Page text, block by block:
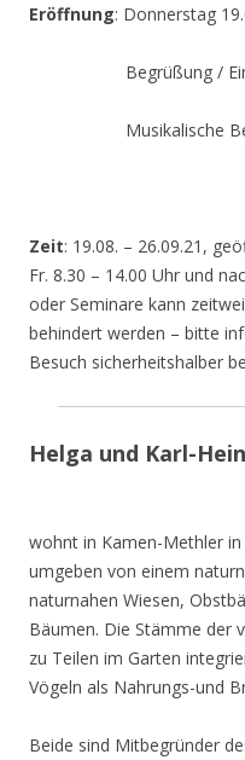
Eröffnung: Donnerstag
Begrüßung /
Musikalische
Zeit: 19.08. – 26.09.21,
Fr. 8.30 – 14.00 Uhr und
oder Seminare kann
behindert werden – bitte
Besuch sicherheitshalber
Helga und Karl-
wohnt in Kamen-Methler
umgeben von einem
naturnahen Wiesen,
Bäumen. Die Stämme der
zu Teilen im Garten
Vögeln als Nahrungs-und
Beide sind Mitbegründer